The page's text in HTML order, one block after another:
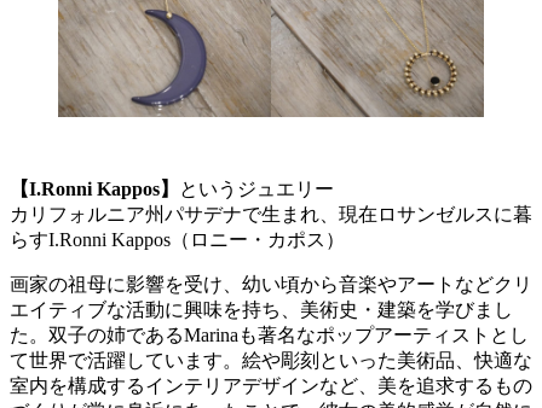
【I.Ronni Kappos】
というジュエリー
カリフォルニア州パサデナで生まれ、現在ロサンゼルスに暮
らすI.Ronni Kappos（ロニー・カポス）
画家の祖母に影響を受け、幼い頃から音楽やアートなどクリ
エイティブな活動に興味を持ち、美術史・建築を学びまし
た。双子の姉であるMarinaも著名なポップアーティストとし
て世界で活躍しています。絵や彫刻といった美術品、快適な
室内を構成するインテリアデザインなど、美を追求するもの